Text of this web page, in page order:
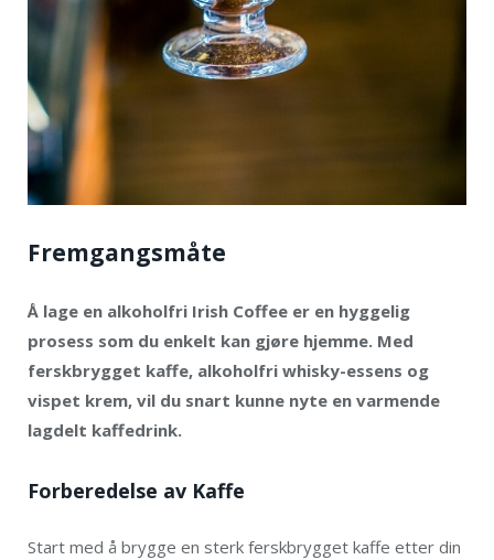
Fremgangsmåte
Å lage en alkoholfri Irish Coffee er en hyggelig
prosess som du enkelt kan gjøre hjemme. Med
ferskbrygget kaffe, alkoholfri whisky-essens og
vispet krem, vil du snart kunne nyte en varmende
lagdelt kaffedrink.
Forberedelse av Kaffe
Start med å brygge en sterk ferskbrygget kaffe etter din